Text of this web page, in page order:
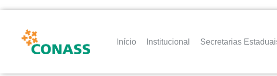
Início Institucional Secretarias